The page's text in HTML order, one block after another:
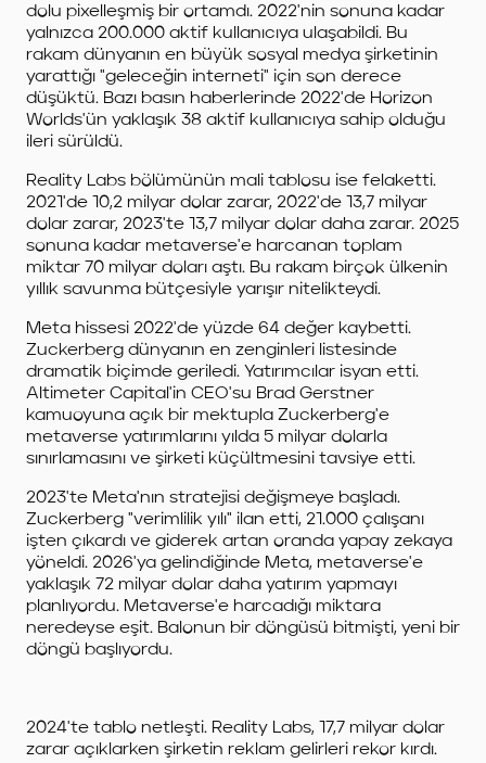
dolu pixelleşmiş bir ortamdı. 2022'nin sonuna kadar
yalnızca 200.000 aktif kullanıcıya ulaşabildi. Bu
rakam dünyanın en büyük sosyal medya şirketinin
yarattığı "geleceğin interneti" için son derece
düşüktü. Bazı basın haberlerinde 2022'de Horizon
Worlds'ün yaklaşık 38 aktif kullanıcıya sahip olduğu
ileri sürüldü.
Reality Labs bölümünün mali tablosu ise felaketti.
2021'de 10,2 milyar dolar zarar, 2022'de 13,7 milyar
dolar zarar, 2023'te 13,7 milyar dolar daha zarar. 2025
sonuna kadar metaverse'e harcanan toplam
miktar 70 milyar doları aştı. Bu rakam birçok ülkenin
yıllık savunma bütçesiyle yarışır nitelikteydi.
Meta hissesi 2022'de yüzde 64 değer kaybetti.
Zuckerberg dünyanın en zenginleri listesinde
dramatik biçimde geriledi. Yatırımcılar isyan etti.
Altimeter Capital'in CEO'su Brad Gerstner
kamuoyuna açık bir mektupla Zuckerberg'e
metaverse yatırımlarını yılda 5 milyar dolarla
sınırlamasını ve şirketi küçültmesini tavsiye etti.
2023'te Meta'nın stratejisi değişmeye başladı.
Zuckerberg "verimlilik yılı" ilan etti, 21.000 çalışanı
işten çıkardı ve giderek artan oranda yapay zekaya
yöneldi. 2026'ya gelindiğinde Meta, metaverse'e
yaklaşık 72 milyar dolar daha yatırım yapmayı
planlıyordu. Metaverse'e harcadığı miktara
neredeyse eşit. Balonun bir döngüsü bitmişti, yeni bir
döngü başlıyordu.
2024'te tablo netleşti. Reality Labs, 17,7 milyar dolar
zarar açıklarken şirketin reklam gelirleri rekor kırdı.